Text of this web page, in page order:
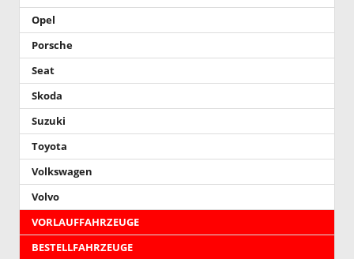
Opel
Porsche
Seat
Skoda
Suzuki
Toyota
Volkswagen
Volvo
VORLAUFFAHRZEUGE
BESTELLFAHRZEUGE